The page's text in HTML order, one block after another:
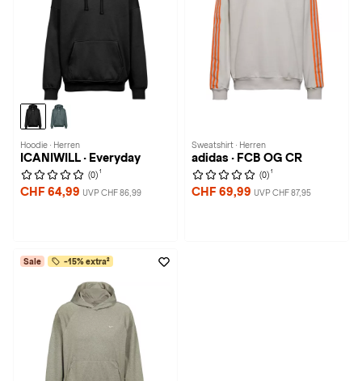
Hoodie · Herren
ICANIWILL · Everyday
(0) 1
CHF 64,99 UVP CHF 86,99
Sweatshirt · Herren
adidas · FCB OG CR
(0) 1
CHF 69,99 UVP CHF 87,95
Sale -15% extra²